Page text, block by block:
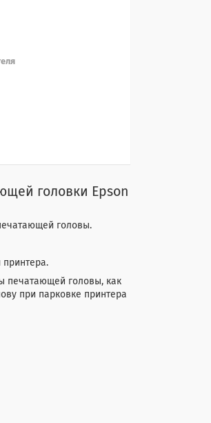
головки Epson
головы.
печатающей головы, как
при парковке принтера